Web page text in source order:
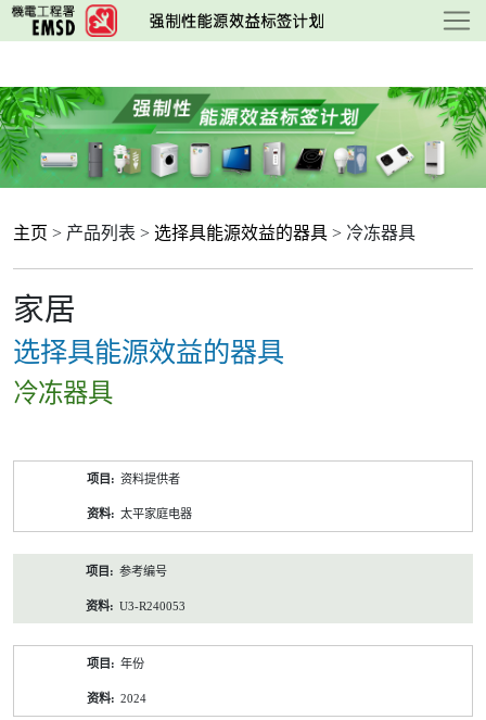
跳
至
要
内
容
主页 > 产品列表 > 选择具能源效益的器具 > 冷冻器具
家居
选择具能源效益的器具
冷冻器具
资料提供者
太平家庭电器
参考编号
U3-R240053
年份
2024